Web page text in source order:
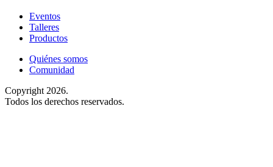
Eventos
Talleres
Productos
Quiénes somos
Comunidad
Copyright 2026.
Todos los derechos reservados.